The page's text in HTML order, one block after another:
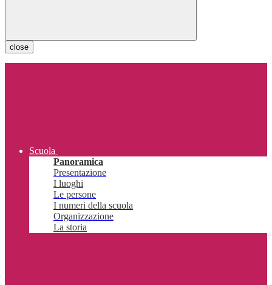
close
Scuola
Panoramica
Presentazione
I luoghi
Le persone
I numeri della scuola
Organizzazione
La storia